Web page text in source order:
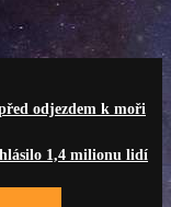
odjezdem k moři
1,4 milionu lidí